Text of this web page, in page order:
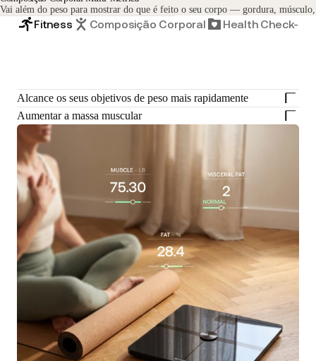
Vai além do peso para mostrar do que é feito o seu corpo — gordura,
Fitness Composição Corporal Health Check-Up
Alcance os seus objetivos de peso mais rapidamente
Aumentar a massa muscular